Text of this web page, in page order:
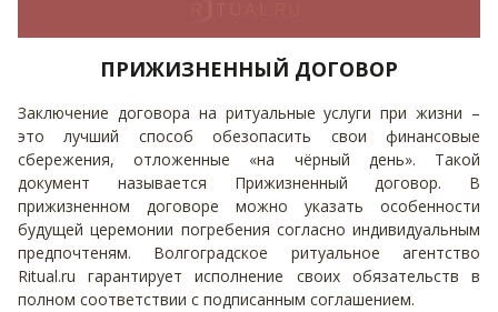
ПРИЖИЗНЕННЫЙ ДОГОВОР
Заключение договора на ритуальные услуги при жизни –
это лучший способ обезопасить свои финансовые
сбережения, отложенные «на чёрный день». Такой
документ называется Прижизненный договор. В
прижизненном договоре можно указать особенности
будущей церемонии погребения согласно индивидуальным
предпочтеням. Волгоградское ритуальное агентство
Ritual.ru гарантирует исполнение своих обязательств в
полном соответствии с подписанным соглашением.